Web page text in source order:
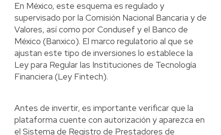
En México, este esquema es regulado y
supervisado por la Comisión Nacional Bancaria y de
Valores, así como por Condusef y el Banco de
México (Banxico). El marco regulatorio al que se
ajustan este tipo de inversiones lo establece la
Ley para Regular las Instituciones de Tecnología
Financiera (Ley Fintech).
Antes de invertir, es importante verificar que la
plataforma cuente con autorización y aparezca en
el Sistema de Registro de Prestadores de